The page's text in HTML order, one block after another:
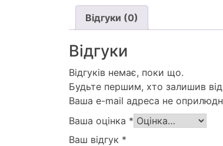
Відгуки (0)
Відгуки
Відгуків немає, поки що.
Будьте першим, хто залишив
Ваша e-mail адреса не
Ваша оцінка *
Ваш відгук *